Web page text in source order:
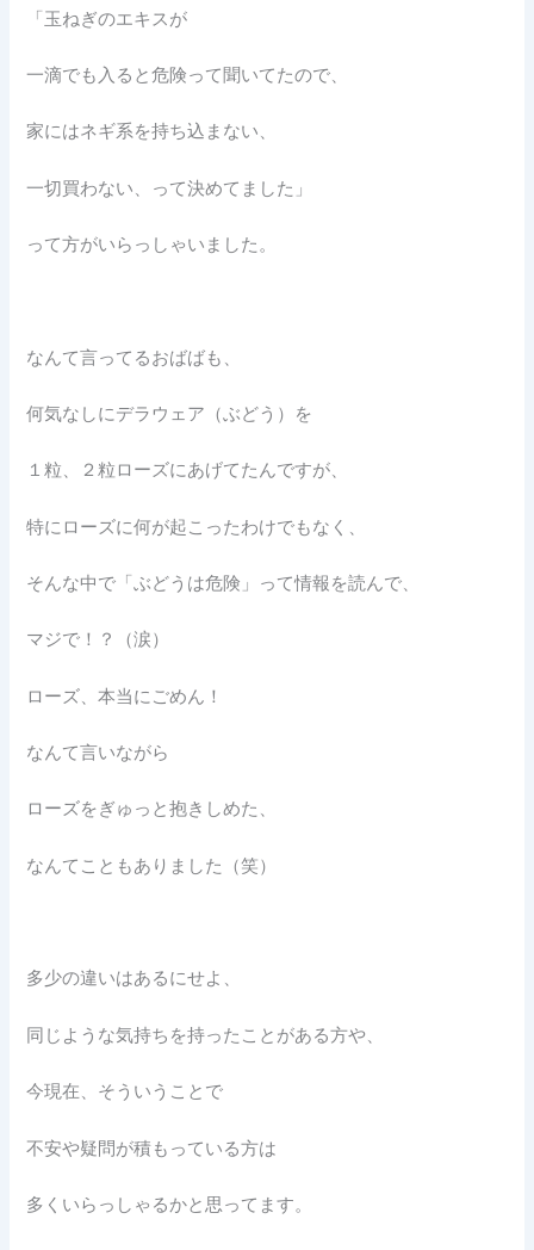
「玉ねぎのエキスが
一滴でも入ると危険って聞いてたので、
家にはネギ系を持ち込まない、
一切買わない、って決めてました」
って方がいらっしゃいました。
なんて言ってるおばばも、
何気なしにデラウェア（ぶどう）を
１粒、２粒ローズにあげてたんですが、
特にローズに何が起こったわけでもなく、
そんな中で「ぶどうは危険」って情報を読んで、
マジで！？（涙）
ローズ、本当にごめん！
なんて言いながら
ローズをぎゅっと抱きしめた、
なんてこともありました（笑）
多少の違いはあるにせよ、
同じような気持ちを持ったことがある方や、
今現在、そういうことで
不安や疑問が積もっている方は
多くいらっしゃるかと思ってます。